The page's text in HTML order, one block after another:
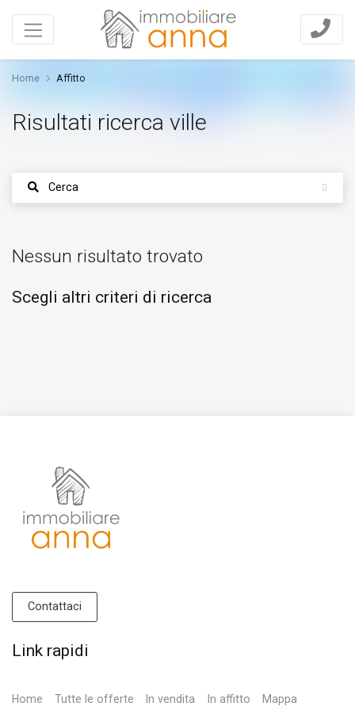
Home Affitto
Risultati ricerca ville
Nessun risultato trovato
Scegli altri criteri di ricerca
Cerca
Contattaci
Link rapidi
Home Tutte le offerte In vendita In affitto Mappa